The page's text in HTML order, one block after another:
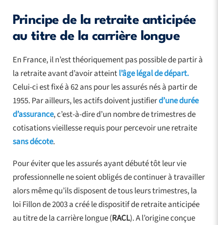
Principe de la retraite anticipée
au titre de la carrière longue
En France, il n’est théoriquement pas possible de partir à
la retraite avant d’avoir atteintl’âge légal de départ.
Celui-ci est fixé à 62 ans pour les assurés nés à partir de
1955. Par ailleurs, les actifs doivent justifierd’une durée
d’assurance, c’est-à-dire d’un nombre de trimestres de
cotisations vieillesse requis pour percevoir une retraite
sans décote.
Pour éviter que les assurés ayant débuté tôt leur vie
professionnelle ne soient obligés de continuer à travailler
alors même qu’ils disposent de tous leurs trimestres, la
loi Fillon de 2003 a créé le dispositif de retraite anticipée
au titre de la carrière longue (RACL). A l’origine conçue